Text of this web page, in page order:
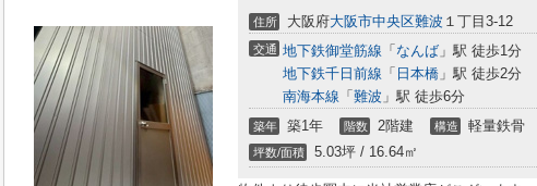
住所 大阪府大阪市中央区難波 １丁目3-12
交通 地下鉄御堂筋線 「 なんば 」駅 徒歩1分
地下鉄千日前線 「 日本橋 」駅 徒歩2分
南海本線 「 難波 」駅 徒歩6分
築年 築1年 階数 2階建 構造 軽量鉄骨
坪数/面積 5.03坪 / 16.64㎡